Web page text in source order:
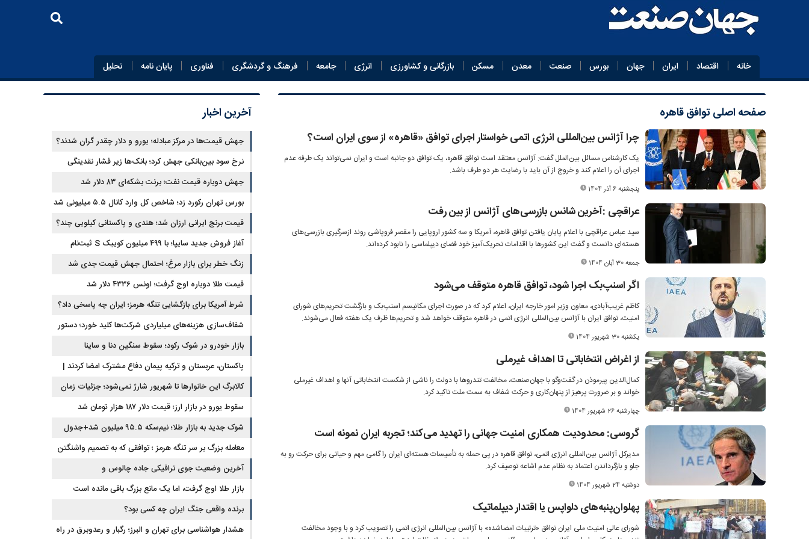
خانه اقتصاد ایران جهان بورس صنعت معدن مسکن بازرگانی و کشاورزی انرژی جامعه فرهنگ و گردشگری فناوری پایان‌ نامه تحلیل
صفحه اصلیتوافق قاهره
چرا آژانس بین‌المللی انرژی اتمی خواستار اجرای توافق «قاهره» از سوی ایران است؟
یک کارشناس مسائل بین‌الملل گفت: آژانس معتقد است توافق قاهره، یک توافق دو جانبه است و ایران نمی‌تواند یک طرفه عدم
اجرای آن را اعلام کند و خروج از آن باید با رضایت هر دو طرف باشد.
پنجشنبه 6 آذر 1404
عراقچی :آخرین شانس بازرسی‌های آژانس از بین رفت
سید عباس عراقچی با اعلام پایان یافتن توافق قاهره، آمریکا و سه کشور اروپایی را مقصر فروپاشی روند ازسرگیری بازرسی‌های
هسته‌ای دانست و گفت این کشورها با اقدامات تحریک‌آمیز خود فضای دیپلماسی را نابود کرده‌اند.
جمعه 30 آبان 1404
اگر اسنپ‌بک اجرا شود، توافق قاهره متوقف می‌شود
کاظم غریب‌آبادی، معاون وزیر امور خارجه ایران، اعلام کرد که در صورت اجرای مکانیسم اسنپ‌بک و بازگشت تحریم‌های شورای
امنیت، توافق ایران با آژانس بین‌المللی انرژی اتمی در قاهره متوقف خواهد شد و تحریم‌ها ظرف یک هفته فعال می‌شوند.
یکشنبه 30 شهریور 1404
از اغراض انتخاباتی تا اهداف غیرملی
کمال‌الدین پیرموذن در گفت‌وگو با جهان‌صنعت، مخالفت تندروها با دولت را ناشی از شکست انتخاباتی آنها و اهداف غیرملی
خواند و بر ضرورت پرهیز از پنهان‌کاری و حرکت شفاف به سمت ملت تاکید کرد.
چهارشنبه 26 شهریور 1404
گروسی: محدودیت همکاری امنیت جهانی را تهدید می‌کند؛ تجربه ایران نمونه است
مدیرکل آژانس بین‌المللی انرژی اتمی، توافق قاهره در پی حمله به تأسیسات هسته‌ای ایران را گامی مهم و حیاتی برای حرکت رو به
جلو و بازگرداندن اعتماد به نظام عدم اشاعه توصیف کرد.
دوشنبه 24 شهریور 1404
پهلوان‌پنبه‌های دلواپس یا اقتدار دیپلماتیک
شورای عالی امنیت ملی ایران توافق «ترتیبات امضاشده» با آژانس بین‌المللی انرژی اتمی را تصویب کرد و با وجود مخالفت
آخرین اخبار
جهش قیمت‌ها در مرکز مبادله؛ یورو و دلار چقدر گران شدند؟
نرخ سود بین‌بانکی جهش کرد؛ بانک‌ها زیر فشار نقدینگی
جهش دوباره قیمت نفت؛ برنت بشکه‌ای ۸۳ دلار شد
بورس تهران رکورد زد؛ شاخص کل وارد کانال ۵.۵ میلیونی شد
قیمت برنج ایرانی ارزان شد؛ هندی و پاکستانی کیلویی چند؟
آغاز فروش جدید سایپا؛ با ۴۹۹ میلیون کوییک S ثبت‌نام
کنید+جزئیات
زنگ خطر برای بازار مرغ؛ احتمال جهش قیمت جدی شد
قیمت طلا دوباره اوج گرفت؛ اونس ۴۳۳۶ دلار شد
شرط آمریکا برای بازگشایی تنگه هرمز؛ ایران چه پاسخی داد؟
شفاف‌سازی هزینه‌های میلیاردی شرکت‌ها کلید خورد؛ دستور
جدید سازمان بورس
بازار خودرو در شوک رکود؛ سقوط سنگین دنا و ساینا
پاکستان، عربستان و ترکیه پیمان دفاع مشترک امضا کردند |
ایران و اسرائیل در سایه پیمان جدید منطقه‌ای
کالابرگ این خانوارها تا شهریور شارژ نمی‌شود؛ جزئیات زمان
جدید
سقوط یورو در بازار ارز؛ قیمت دلار ۱۸۷ هزار تومان شد
شوک جدید به بازار طلا؛ نیم‌سکه ۹۵.۵ میلیون شد+جدول
معامله بزرگ بر سر تنگه هرمز ؛ توافقی که به تصمیم واشنگتن
وابسته است
آخرین وضعیت جوی ترافیکی جاده چالوس و
هراز+محورهای مسدود
بازار طلا اوج گرفت، اما یک مانع بزرگ باقی مانده است
برنده واقعی جنگ ایران چه کسی بود؟
هشدار هواشناسی برای تهران و البرز؛ رگبار و رعدوبرق در راه